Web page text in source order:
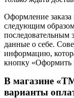
Оформление
следующим
последовательным
данные о себе.
информацию,
кнопку «Оформить
В магазине
варианты